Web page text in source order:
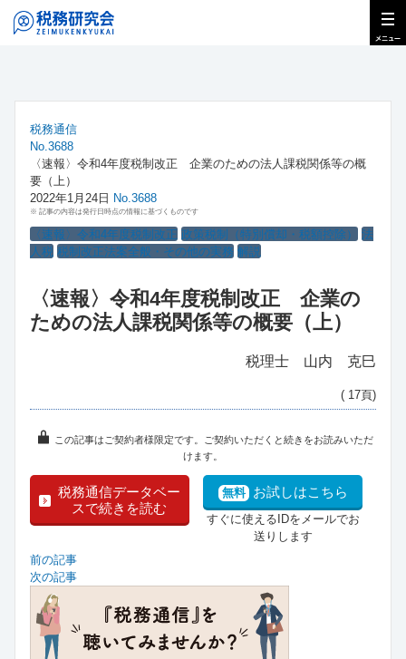
税務通信
No.3688
〈速報〉令和4年度税制改正 企業のための法人課税関係等の概
要（上）
2022年1月24日 No.3688
※ 記事の内容は発行日時点の情報に基づくものです
〈速報〉令和4年度税制改正 政策税制（特別償却・税額控除）
法
人税 税制改正法案全般・その他の実務 解説
〈速報〉令和4年度税制改正 企業の
ための法人課税関係等の概要（上）
税理士 山内 克巳
( 17頁)
この記事はご契約者様限定です。ご契約いただくと続きをお読みいただ
けます。
税務通信データベー
スで続きを読む
無料 お試しはこちら
すぐに使えるIDをメールでお
送りします
前の記事
次の記事